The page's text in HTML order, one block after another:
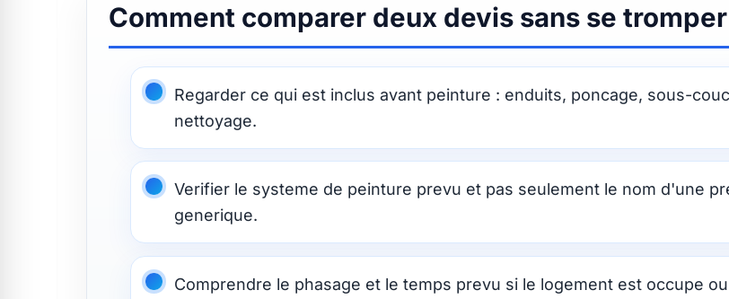
Comment comparer deux devis sans se tromper
Regarder ce qui est inclus avant peinture : enduits, poncage, sous-
nettoyage.
Verifier le systeme de peinture prevu et pas seulement le nom d'une
generique.
Comprendre le phasage et le temps prevu si le logement est occupe